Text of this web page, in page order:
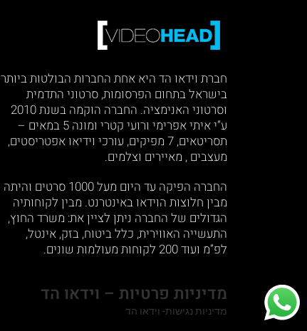
חברת וידאו הד היא אחת החברות הבולטות ביותר
בישראל בתחום הפרסומות, סרטוני התדמית
וסרטוני האנימציה. החברה הוקמה בשנת 2010
ע”י איתי אפרימי ורועי קטרי ומונה 5 במאים –
תסריטאים, 7 מפיקים, עורכי וידיאו אפטריסטים,
מעצבים , מאיירים וצלמים.
החברה הפיקה עד היום מעל 1000 סרטים והיתה
מבין חלוצות הוידאו באינטרנט. מבין לקוחותיה
הגדולים של החברה ניתן לציין את: משרד החוץ,
התעשייה האווירית, כלל ביטוח, בזק, אינטל,
לפ”מ ועוד 200 לקוחות מעולמות שונים.
מדיניות פרטיות – וידאו הד
מדיניות נגישות- וידאו הד